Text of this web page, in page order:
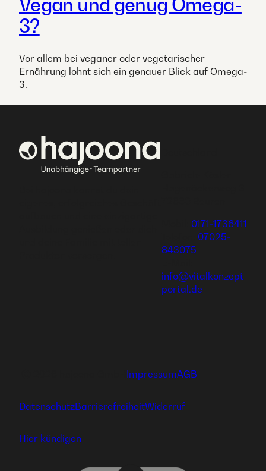
3?
Vor allem bei veganer oder vegetarischer
Ernährung lohnt sich ein genauer Blick auf Omega-
3.
0171-1736411
07025-
843075
info@vitalkonzept-
portal.de
ImpressumAGB
DatenschutzBarrierefreiheitWiderruf
Hier kündigen